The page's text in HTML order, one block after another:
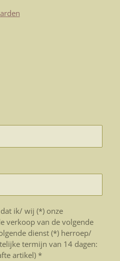
ik/ wij (*) onze
verkoop van de volgende
dienst (*) herroep/
termijn van 14 dagen:
artikel) *